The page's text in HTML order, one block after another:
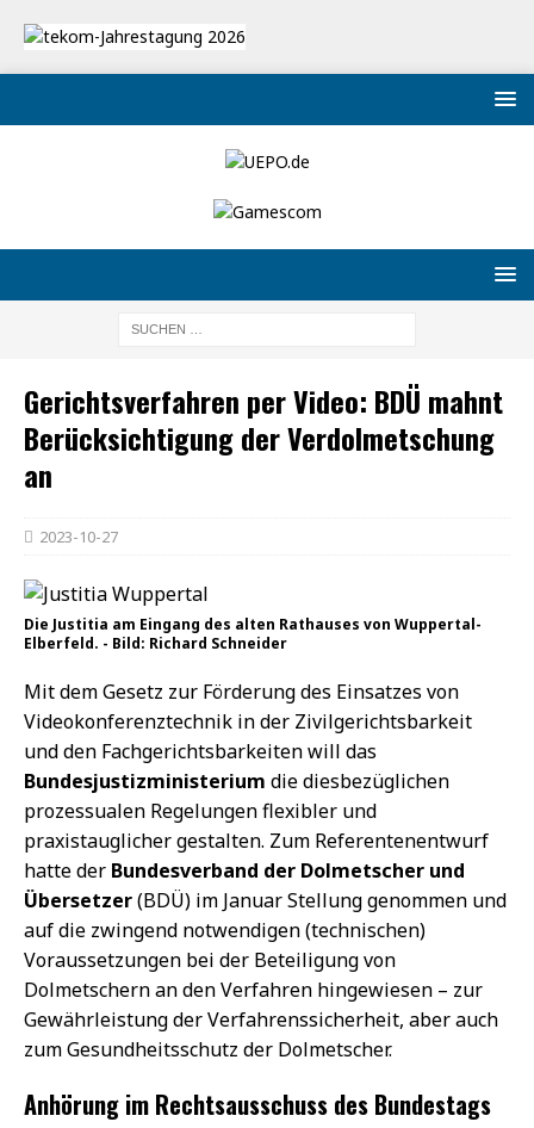
Gerichtsverfahren per Video: BDÜ mahnt
Berücksichtigung der Verdolmetschung
an
2023-10-27
Die Justitia am Eingang des alten Rathauses von Wuppertal-
Elberfeld. - Bild: Richard Schneider
Mit dem Gesetz zur Förderung des Einsatzes von
Videokonferenztechnik in der Zivilgerichtsbarkeit
und den Fachgerichtsbarkeiten will das
Bundesjustizministerium die diesbezüglichen
prozessualen Regelungen flexibler und
praxistauglicher gestalten. Zum Referentenentwurf
hatte der Bundesverband der Dolmetscher und
Übersetzer(BDÜ) im Januar Stellung genommen und
auf die zwingend notwendigen (technischen)
Voraussetzungen bei der Beteiligung von
Dolmetschern an den Verfahren hingewiesen – zur
Gewährleistung der Verfahrenssicherheit, aber auch
zum Gesundheitsschutz der Dolmetscher.
Anhörung im Rechtsausschuss des Bundestags